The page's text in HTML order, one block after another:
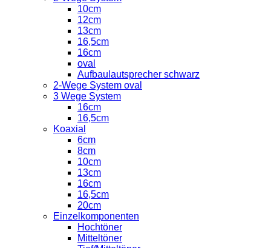
10cm
12cm
13cm
16,5cm
16cm
oval
Aufbaulautsprecher schwarz
2-Wege System oval
3 Wege System
16cm
16,5cm
Koaxial
6cm
8cm
10cm
13cm
16cm
16,5cm
20cm
Einzelkomponenten
Hochtöner
Mitteltöner